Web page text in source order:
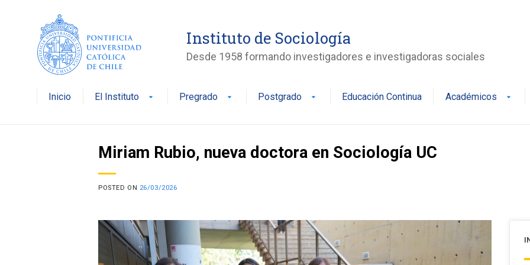
contenido
Instituto de Sociología
Desde 1958 formando investigadores e investigadoras sociales
Inicio El Instituto arrow_drop_down Pregrado arrow_drop_down Postgrado arrow_drop_down Educación Continua Académicos arrow_drop_down
Miriam Rubio, nueva doctora en Sociología UC
POSTED ON 26/03/2026